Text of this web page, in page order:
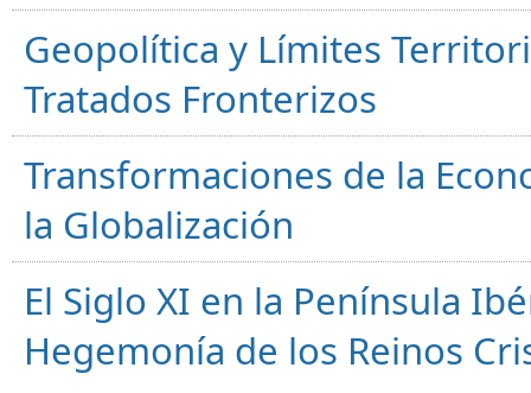
Geopolítica y Límites
Tratados Fronterizos
Transformaciones de la
la Globalización
El Siglo XI en la Península
Hegemonía de los Reinos